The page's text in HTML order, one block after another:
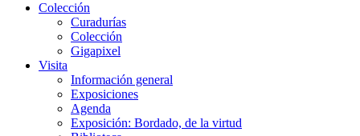
Colección
Curadurías
Colección
Gigapixel
Visita
Información general
Exposiciones
Agenda
Exposición: Bordado, de la virtud